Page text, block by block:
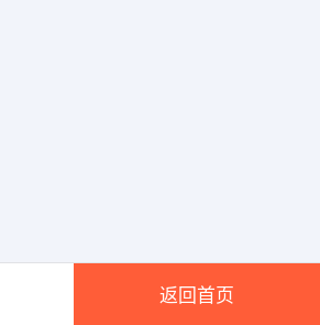
返回首页